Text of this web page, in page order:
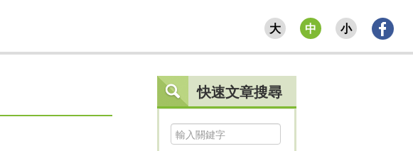
大 中 小
快速文章搜尋